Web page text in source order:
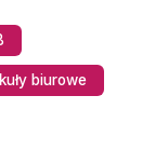
biurowe